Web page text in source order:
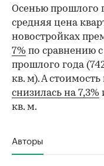
Осенью прошлого
средняя цена
новостройках
7% по сравнению
прошлого года
кв. м). А
снизилась на 7,3%
кв. м.
Авторы